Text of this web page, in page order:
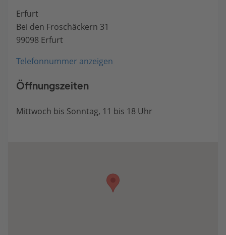
Erfurt
Bei den Froschäckern 31
99098 Erfurt
Telefonnummer anzeigen
Öffnungszeiten
Mittwoch bis Sonntag, 11 bis 18 Uhr